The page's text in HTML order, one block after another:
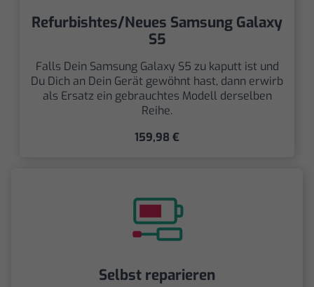
Refurbishtes/Neues Samsung Galaxy
S5
Falls Dein Samsung Galaxy S5 zu kaputt ist und
Du Dich an Dein Gerät gewöhnt hast, dann erwirb
als Ersatz ein gebrauchtes Modell derselben
Reihe.
159,98 €
Selbst reparieren